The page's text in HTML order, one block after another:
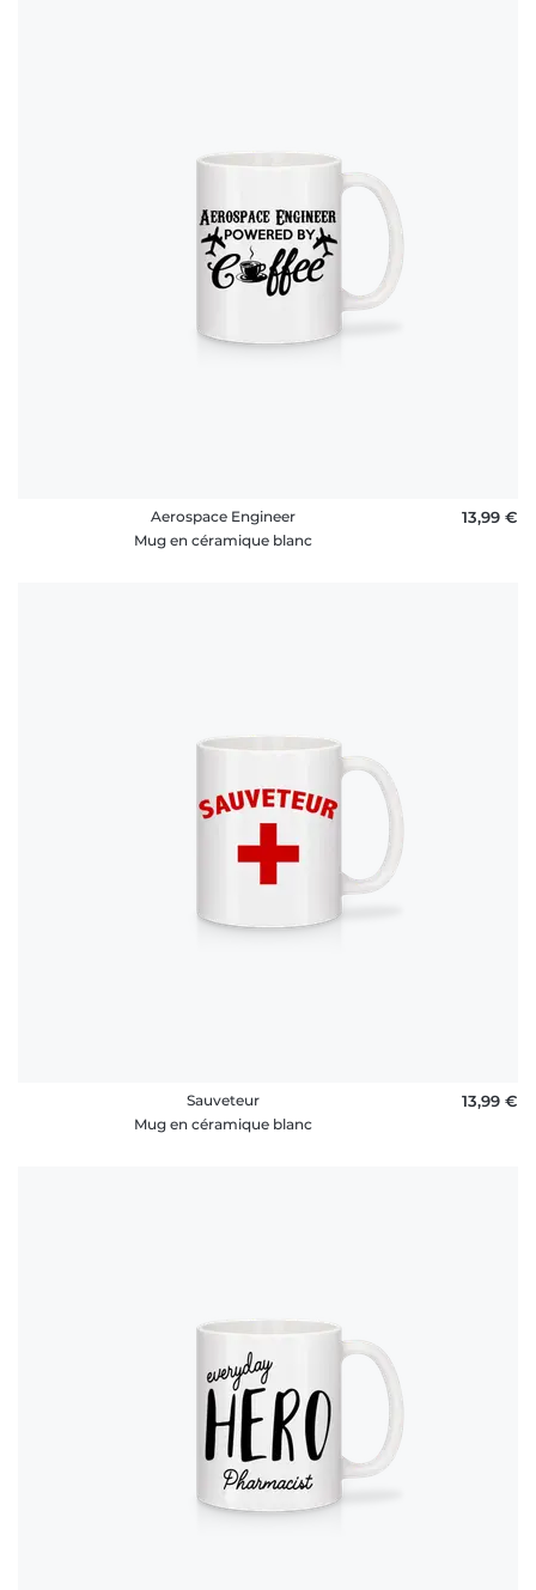
Aerospace Engineer
Mug en céramique blanc
13,99 €
Sauveteur
Mug en céramique blanc
13,99 €